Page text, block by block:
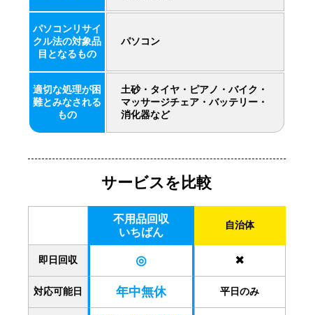
パソコンリサイ
クル法の対象品
目となるもの
パソコン
適切な処理が困
難とみなされる
もの
土砂・タイヤ・ピアノ・バイク・
マッサージチェア・バッテリー・
消化器など
サービスを比較
不用品回収
いちばん
自治体
即日回収 ◎ ✖️
対応可能日 年中無休 平日のみ